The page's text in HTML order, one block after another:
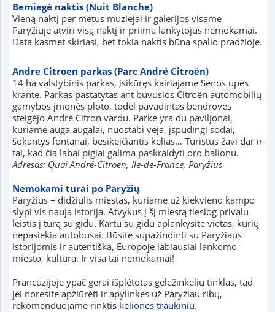
Bemiegė naktis (Nuit Blanche)
Vieną naktį per metus muziejai ir galerijos visame
Paryžiuje atviri visą naktį ir priima lankytojus nemokamai.
Data kasmet skiriasi, bet tokia naktis būna spalio pradžioje.
Andre Citroen parkas (Parc André Citroën)
14 ha valstybinis parkas, įsikūręs kairiajame Senos upės
krante. Parkas pastatytas ant buvusios Citroën automobilių
gamybos įmonės ploto, todėl pavadintas bendrovės
steigėjo André Citron vardu. Parke yra du paviljonai,
kuriame auga augalai, nuostabi veja, įspūdingi sodai,
šokantys fontanai, besikeičiantis kelias… Turistus žavi dar ir
tai, kad čia labai pigiai galima paskraidyti oro balionu.
Adresas: Quai André-Citroën, Ile-de-France, Paryžius
Nemokami turai po Paryžių
Paryžius – didžiulis miestas, kuriame už kiekvieno kampo
slypi vis nauja istorija. Atvykus į šį miestą tiesiog privalu
leistis į turą su gidu. Kartu su gidu aplankysite vietas, kurių
nepasiekia autobusai. Būsite supažindinti su Paryžiaus
istorijomis ir autentiška, Europoje labiausiai lankomo
miesto, kultūra. Ir visa tai nemokamai!
Prancūzijoje ypač gerai išplėtotas geležinkelių tinklas, tad
jei norėsite apžiūrėti ir apylinkes už Paryžiau ribų,
rekomenduojame rinktis keliones traukiniu.